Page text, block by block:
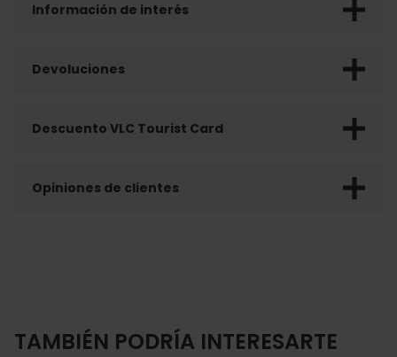
Información de interés
Devoluciones
Descuento VLC Tourist Card
Opiniones de clientes
TAMBIÉN PODRÍA INTERESARTE